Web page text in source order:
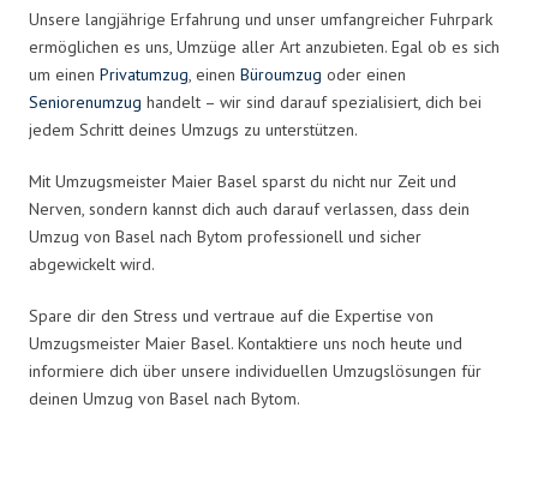
Unsere langjährige Erfahrung und unser umfangreicher Fuhrpark
ermöglichen es uns, Umzüge aller Art anzubieten. Egal ob es sich
um einen Privatumzug, einen Büroumzug oder einen
Seniorenumzug handelt – wir sind darauf spezialisiert, dich bei
jedem Schritt deines Umzugs zu unterstützen.
Mit Umzugsmeister Maier Basel sparst du nicht nur Zeit und
Nerven, sondern kannst dich auch darauf verlassen, dass dein
Umzug von Basel nach Bytom professionell und sicher
abgewickelt wird.
Spare dir den Stress und vertraue auf die Expertise von
Umzugsmeister Maier Basel. Kontaktiere uns noch heute und
informiere dich über unsere individuellen Umzugslösungen für
deinen Umzug von Basel nach Bytom.